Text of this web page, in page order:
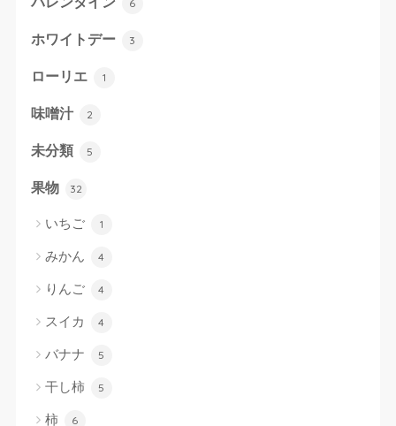
6
ホワイトデー 3
ローリエ 1
味噌汁 2
未分類 5
果物 32
いちご 1
みかん 4
りんご 4
スイカ 4
バナナ 5
干し柿 5
柿 6